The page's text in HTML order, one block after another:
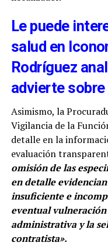
Le puede
salud en
Rodríguez
advierte
Asimismo, la
Vigilancia de la
detalle en la
evaluación
omisión de las
en detalle
insuficiente e
eventual
administrativa y la
contratista».